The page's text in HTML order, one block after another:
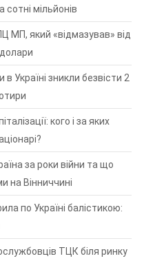
мільйонів
МП, який «відмазував» від
долари
Україні зникли безвісти 2
кого і за яких
за роки війни та що
на Вінниччині
по Україні балістикою:
ТЦК біля ринку